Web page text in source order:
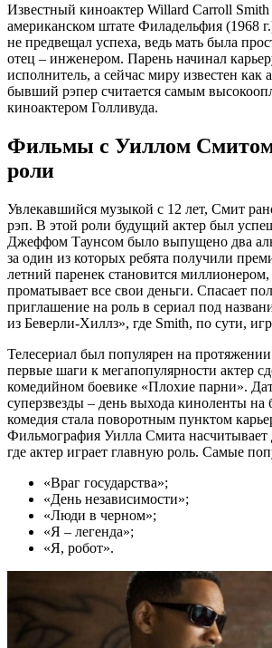
Известный киноактер Willard Carroll
американском штате Филадельфия (1968
не предвещал успеха, ведь мать была
отец – инженером. Парень начинал
исполнитель, а сейчас миру известен как
бывший рэпер считается самым
киноактером Голливуда.
Фильмы с Уиллом Смитом
роли
Увлекавшийся музыкой с 12 лет, Смит
рэп. В этой роли будущий актер был
Джеффом Таунсом было выпущено два
за один из которых ребята получили
летний паренек становится
проматывает все свои деньги. Спасает
приглашение на роль в сериал под
из Беверли-Хиллз», где Smith, по сути,
Телесериал был популярен на
первые шаги к мегапопулярности актер
комедийном боевике «Плохие парни».
суперзвезды – день выхода киноленты на
комедия стала поворотным пунктом
Фильмография Уилла Смита насчитывает
где актер играет главную роль. Самые
«Враг государства»;
«День независимости»;
«Люди в черном»;
«Я – легенда»;
«Я, робот».